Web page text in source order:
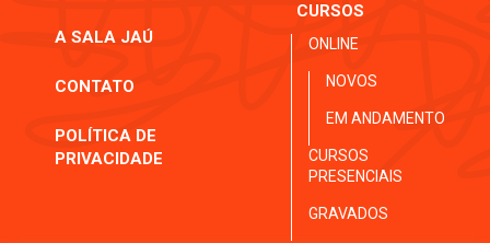
A SALA JAÚ
CONTATO
POLÍTICA DE
PRIVACIDADE
CURSOS
ONLINE
NOVOS
EM ANDAMENTO
CURSOS
PRESENCIAIS
GRAVADOS